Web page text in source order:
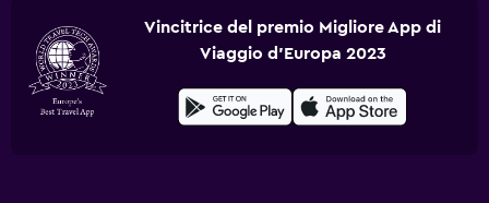
Vincitrice del premio Migliore App di
Viaggio d'Europa 2023